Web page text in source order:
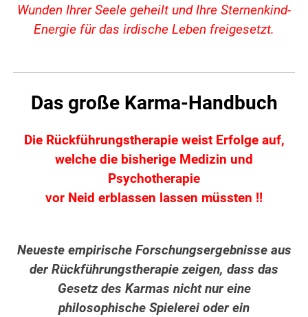
Wunden Ihrer Seele geheilt und Ihre Sternenkind-
Energie für das irdische Leben freigesetzt.
Das große Karma-Handbuch
Die Rückführungstherapie weist Erfolge auf,
welche die bisherige Medizin und
Psychotherapie
vor Neid erblassen lassen müssten !!
Neueste empirische Forschungsergebnisse aus
der Rückführungstherapie zeigen, dass das
Gesetz des Karmas nicht nur eine
philosophische Spielerei oder ein